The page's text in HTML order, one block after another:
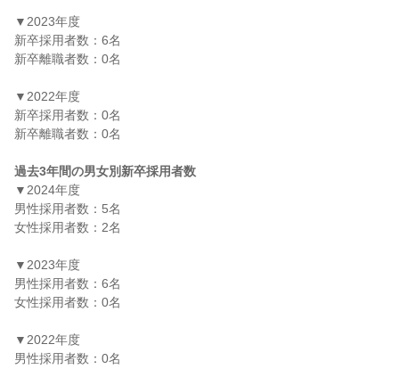
▼2023年度
新卒採用者数：6名
新卒離職者数：0名
▼2022年度
新卒採用者数：0名
新卒離職者数：0名
過去3年間の男女別新卒採用者数
▼2024年度
男性採用者数：5名
女性採用者数：2名
▼2023年度
男性採用者数：6名
女性採用者数：0名
▼2022年度
男性採用者数：0名